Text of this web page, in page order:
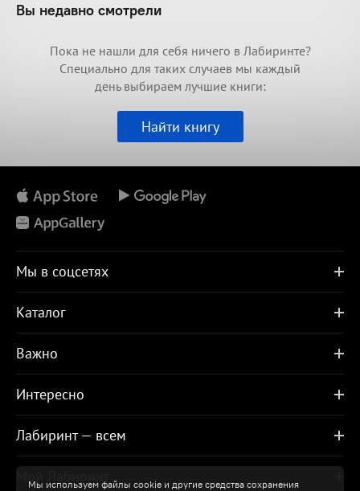
Мы используем файлы cookie и другие средства сохранения
Вы недавно смотрели
Пока не нашли для себя ничего в Лабиринте?
Специально для таких случаев мы каждый
день выбираем лучшие книги:
Найти книгу
Мы в соцсетях
Каталог
Важно
Интересно
Лабиринт — всем